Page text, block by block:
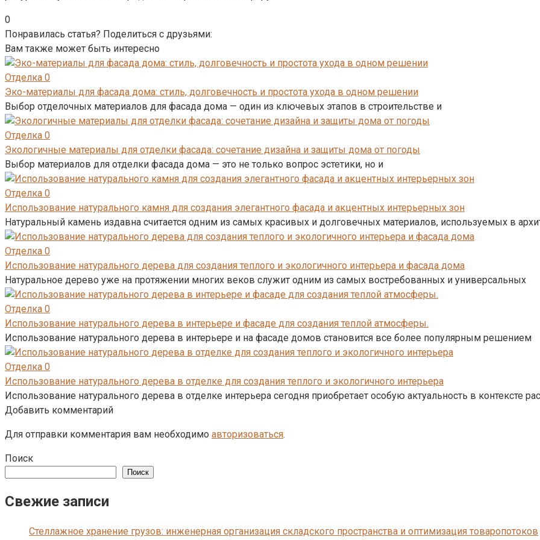
0
Понравилась статья? Поделиться с друзьями:
Вам также может быть интересно
Отделка 0
Эко-материалы для фасада дома: стиль, долговечность и простота ухода в одном решении
Выбор отделочных материалов для фасада дома — один из ключевых этапов в строительстве и
Отделка 0
Экологичные материалы для отделки фасада: сочетание дизайна и защиты дома от погоды
Выбор материалов для отделки фасада дома — это не только вопрос эстетики, но и
Отделка 0
Использование натурального камня для создания элегантного фасада и акцентных интерьерных зон
Натуральный камень издавна считается одним из самых красивых и долговечных материалов, используемых в
Отделка 0
Использование натурального дерева для создания теплого и экологичного интерьера и фасада дома
Натуральное дерево уже на протяжении многих веков служит одним из самых востребованных и универсальных
Отделка 0
Использование натурального дерева в интерьере и фасаде для создания теплой атмосферы.
Использование натурального дерева в интерьере и на фасаде домов становится все более популярным решением
Отделка 0
Использование натурального дерева в отделке для создания теплого и экологичного интерьера
Использование натурального дерева в отделке интерьера сегодня приобретает особую актуальность в контексте
Добавить комментарий
Для отправки комментария вам необходимо авторизоваться.
Поиск
Поиск
Свежие записи
Стеллажное хранение грузов: инженерная организация складского пространства и оптимизация товаропотоков